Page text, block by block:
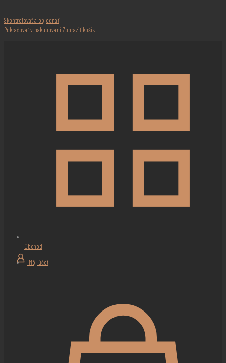
Skontrolovať a objednať
Pokračovať v nakupovaníZobraziť košík
Obchod
Môj účet